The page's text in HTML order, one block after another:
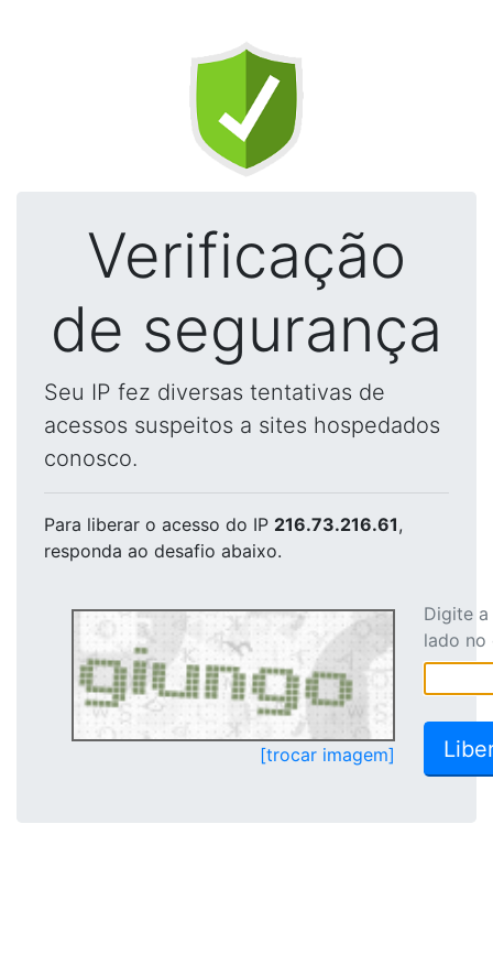
Verificação
de segurança
Seu IP fez diversas tentativas de
acessos suspeitos a sites hospedados
conosco.
Para liberar o acesso do IP 216.73.216.61,
responda ao desafio abaixo.
[trocar imagem]
Digite
lado no